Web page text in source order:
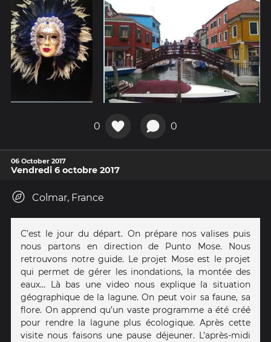
0 0
06 October 2017
Vendredi 6 octobre 2017
Colmar, France
C’est le jour du départ. On prépare nos valises puis
nous partons en direction de Punto Mose. Nous
retrouvons notre guide. Le projet Mose est le projet
qui permet de gérer les inondations, la montée des
eaux… Là bas une video nous explique la situation
géographique de la lagune. On peut voir sa faune, sa
flore. On apprend qu’un vaste programme a été créé
pour rendre la lagune plus écologique. Après cette
visite nous faisons une pause déjeuner. L’après-midi